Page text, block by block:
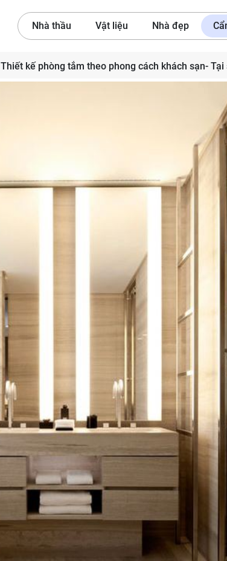
Nhà thầu Vật liệu Nhà đẹp
Thiết kế phòng tắm theo phong cách khách sạn- Tại